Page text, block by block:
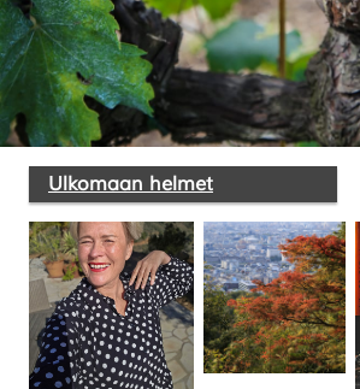
SULJE HAKU
Ulkomaan helmet